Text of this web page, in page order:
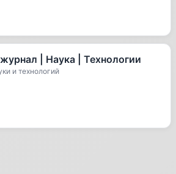
| Наука | Технологии
и технологий